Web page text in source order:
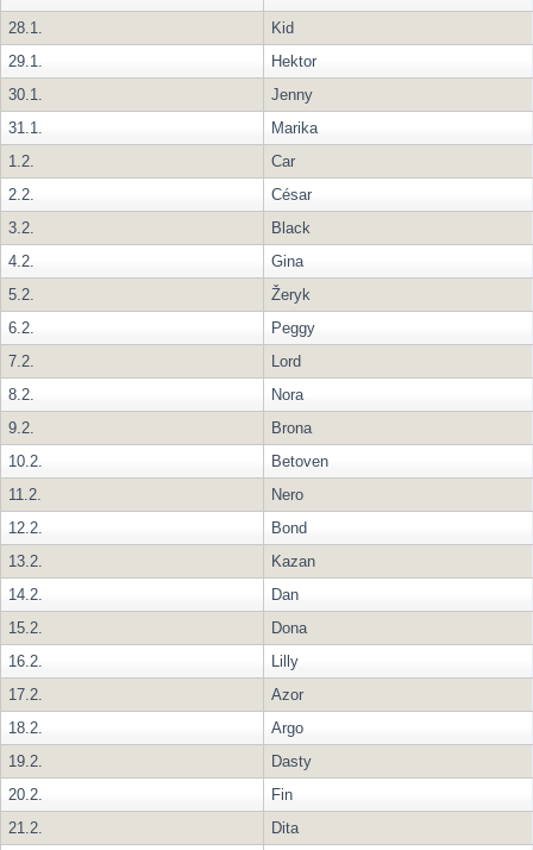
28.1.
Kid
29.1.
Hektor
30.1.
Jenny
31.1.
Marika
1.2.
Car
2.2.
César
3.2.
Black
4.2.
Gina
5.2.
Žeryk
6.2.
Peggy
7.2.
Lord
8.2.
Nora
9.2.
Brona
10.2.
Betoven
11.2.
Nero
12.2.
Bond
13.2.
Kazan
14.2.
Dan
15.2.
Dona
16.2.
Lilly
17.2.
Azor
18.2.
Argo
19.2.
Dasty
20.2.
Fin
21.2.
Dita